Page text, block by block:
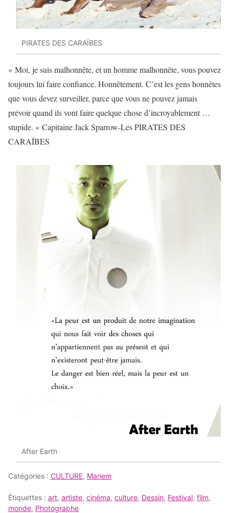
PIRATES DES CARAÏBES
« Moi, je suis malhonnête, et un homme malhonnête, vous pouvez
toujours lui faire confiance. Honnêtement. C’est les gens honnêtes
que vous devez surveiller, parce que vous ne pouvez jamais
prévoir quand ils vont faire quelque chose d’incroyablement …
stupide. « Capitaine Jack Sparrow-Les PIRATES DES
CARAÏBES
After Earth
Catégories : CULTURE, Mariem
Étiquettes : art, artiste, cinéma, culture, Dessin, Festival, film,
monde, Photographe